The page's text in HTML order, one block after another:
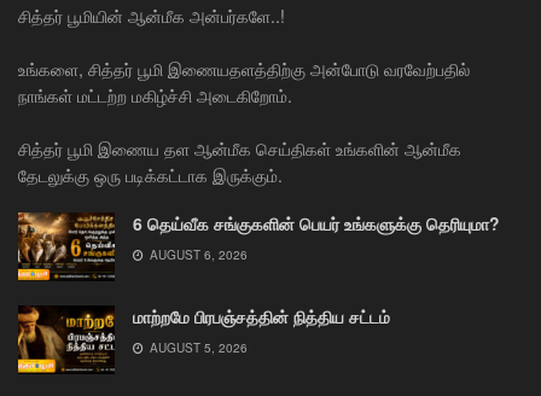
சித்தர் பூமியின் ஆன்மீக அன்பர்களே..!
உங்களை, சித்தர் பூமி இணையதளத்திற்கு அன்போடு வரவேற்பதில்
நாங்கள் மட்டற்ற மகிழ்ச்சி அடைகிறோம்.
சித்தர் பூமி இணைய தள ஆன்மீக செய்திகள் உங்களின் ஆன்மீக
தேடலுக்கு ஒரு படிக்கட்டாக இருக்கும்.
6 தெய்வீக சங்குகளின் பெயர் உங்களுக்கு தெரியுமா?
AUGUST 6, 2026
மாற்றமே பிரபஞ்சத்தின் நித்திய சட்டம்
AUGUST 5, 2026